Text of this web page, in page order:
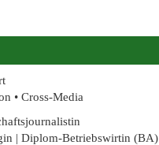
• Cross-Media
| Diplom-Betriebswirtin (BA)